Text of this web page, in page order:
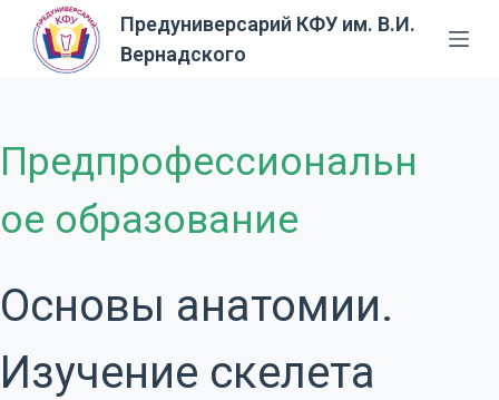
П
т
к
у
т
Предуниверсарий КФУ им. В.И.
Вернадского
Предпрофессиональн
ое образование
Основы анатомии.
Изучение скелета